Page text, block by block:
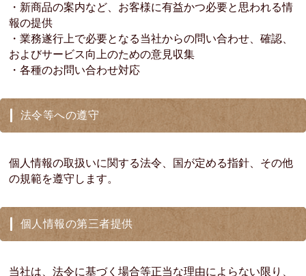
・新商品の案内など、お客様に有益かつ必要と思われる情
報の提供
・業務遂行上で必要となる当社からの問い合わせ、確認、
およびサービス向上のための意見収集
・各種のお問い合わせ対応
法令等への遵守
個人情報の取扱いに関する法令、国が定める指針、その他
の規範を遵守します。
個人情報の第三者提供
当社は、法令に基づく場合等正当な理由によらない限り、